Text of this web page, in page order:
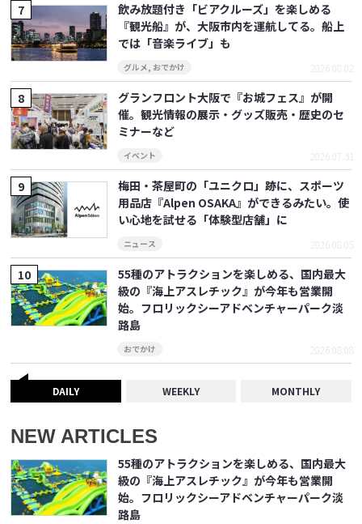
飲み放題付き「ビアクルーズ」を楽しめる
『観光船』が、大阪市内を運航してる。船上
では「音楽ライブ」も
グルメ, おでかけ 2026.08.02
グランフロント大阪で『お城フェス』が開
催。観光情報の展示・グッズ販売・歴史のセ
ミナーなど
イベント 2026.07.31
梅田・茶屋町の「ユニクロ」跡に、スポーツ
用品店『Alpen OSAKA』ができるみたい。使
い心地を試せる「体験型店舗」に
ニュース 2026.08.05
55種のアトラクションを楽しめる、国内最大
級の『海上アスレチック』が今年も営業開
始。フロリックシーアドベンチャーパーク淡
路島
おでかけ 2026.08.08
DAILY WEEKLY MONTHLY
NEW ARTICLES
55種のアトラクションを楽しめる、国内最大
級の『海上アスレチック』が今年も営業開
始。フロリックシーアドベンチャーパーク淡
路島